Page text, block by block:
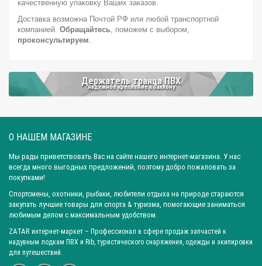
Город: Москва
Город: Красноярск
Город: Самара
Город: Ижевск
Город: Екатеринбург
Город: Нижний Новгород
Город: Краснодар
Город: Иркутск
Город: Челябинск
Город: Барнаул
Город: Тюмень Город: Казань
качественную упаковку Ваших заказов.
Доставка возможна Почтой РФ или любой транспортной
компанией. Обращайтесь, поможем с выбором,
проконсультируем.
Держатель транца ПВХ
надежное крепление к баллону
О НАШЕМ МАГАЗИНЕ
Мы рады приветствовать Вас на сайте нашего интернет-магазина. У нас
всегда много выгодных предложений, поэтому добро пожаловать за
покупками!
Спортсмены, охотники, рыбаки, любители отдыха на природе стараются
закупать лучшие товары для спорта & туризма, помогающие заниматься
любимым делом с максимальным удобством.
ZATAR интернет-маркет – Профессионал в сфере продаж запчастей к
надувным лодкам ПВХ и Rib, туристического снаряжения, одежды и экипировки
для путешествий.